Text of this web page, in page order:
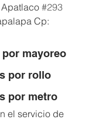
#293
Cp:
mayoreo
por rollo
por metro
el servicio de